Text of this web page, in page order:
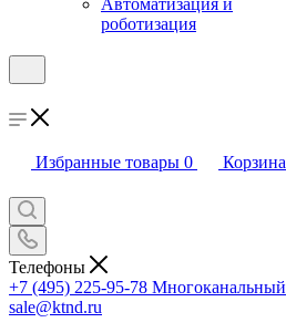
Автоматизация и
роботизация
Избранные товары 0 Корзина
Телефоны
+7 (495) 225-95-78 Многоканальный
sale@ktnd.ru